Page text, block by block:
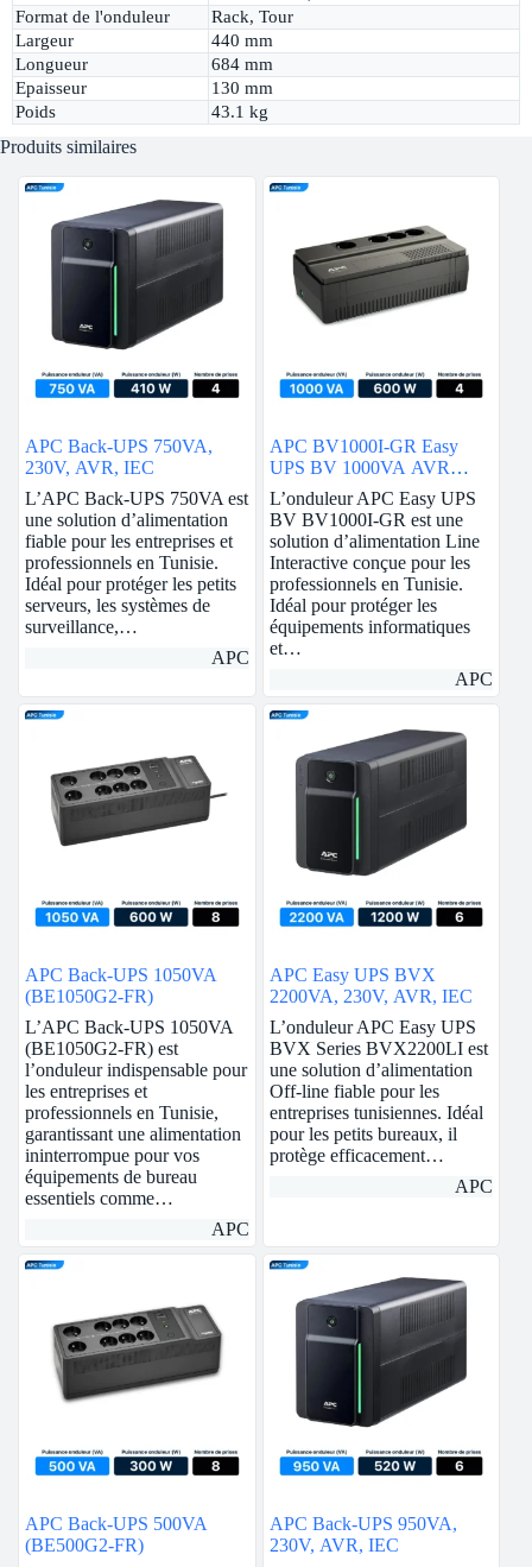
Format de l'onduleur
Rack, Tour
Largeur
440 mm
Longueur
684 mm
Epaisseur
130 mm
Poids
43.1 kg
Produits similaires
APC Back-UPS 750VA,
230V, AVR, IEC
L’APC Back-UPS 750VA est
une solution d’alimentation
fiable pour les entreprises et
professionnels en Tunisie.
Idéal pour protéger les petits
serveurs, les systèmes de
surveillance,…
APC
APC BV1000I-GR Easy
UPS BV 1000VA AVR
Schuko 230V
L’onduleur APC Easy UPS
BV BV1000I-GR est une
solution d’alimentation Line
Interactive conçue pour les
professionnels en Tunisie.
Idéal pour protéger les
équipements informatiques
et…
APC
APC Back-UPS 1050VA
(BE1050G2-FR)
L’APC Back-UPS 1050VA
(BE1050G2-FR) est
l’onduleur indispensable pour
les entreprises et
professionnels en Tunisie,
garantissant une alimentation
ininterrompue pour vos
équipements de bureau
essentiels comme…
APC
APC Easy UPS BVX
2200VA, 230V, AVR, IEC
L’onduleur APC Easy UPS
BVX Series BVX2200LI est
une solution d’alimentation
Off-line fiable pour les
entreprises tunisiennes. Idéal
pour les petits bureaux, il
protège efficacement…
APC
APC Back-UPS 500VA
(BE500G2-FR)
APC Back-UPS 950VA,
230V, AVR, IEC